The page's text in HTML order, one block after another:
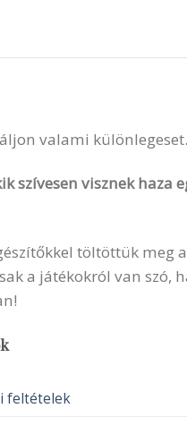
valami különlegeset.
szívesen visznek haza
töltöttük meg
a játékokról van szó,
feltételek